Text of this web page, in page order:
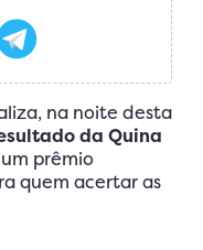
na noite desta
da Quina
prêmio
quem acertar as